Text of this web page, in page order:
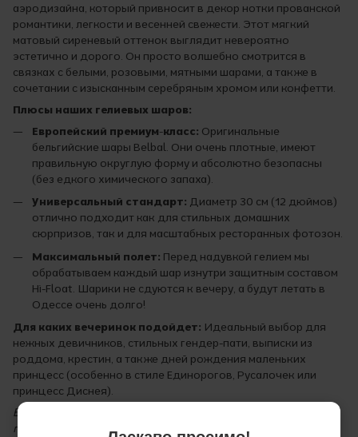
аэродизайна, который привносит в декор нотки прованской
романтики, легкости и весенней свежести. Этот мягкий
матовый сиреневый оттенок выглядит невероятно
эстетично и дорого. Он просто волшебно смотрится в
связках с белыми, розовыми, мятными шарами, а также в
сочетании с изысканным серебряным хромом или конфетти.
Плюсы наших гелиевых шаров:
Европейский премиум-класс: Оригинальные
бельгийские шары Belbal. Они очень плотные, имеют
правильную округлую форму и абсолютно безопасны
(без едкого химического запаха).
Универсальный стандарт: Диаметр 30 см (12 дюймов)
отлично подходит как для стильных домашних
сюрпризов, так и для масштабных ресторанных фотозон.
Максимальный полет: Перед надувкой гелием мы
обрабатываем каждый шар изнутри защитным составом
Hi-Float. Шарики не сдуются к вечеру, а будут летать в
Одессе очень долго!
Для каких вечеринок подойдет: Идеальный выбор для
нежных девичников, стильных гендер-пати, выписки из
роддома, крестин, а также дней рождения маленьких
принцесс (особенно в стиле Единорогов, Русалочек или
принцесс Диснея).
Важно: цена указана за 1 готовый шар, надутый гелием и
привязанный на ленточку. Привезем аккуратно и быстро в